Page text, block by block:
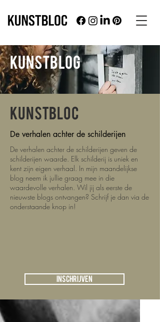
KUNSTBLOG
KUNSTBLOC
De verhalen achter de schilderijen
De verhalen achter de schilderijen geven de
schilderijen waarde. Elk schilderij is uniek en
kent zijn eigen verhaal. In mijn maandelijkse
blog neem ik jullie graag mee in die
waardevolle verhalen. Wil jij als eerste de
nieuwste blogs ontvangen? Schrijf je dan via de
onderstaande knop in!
Inschrijven